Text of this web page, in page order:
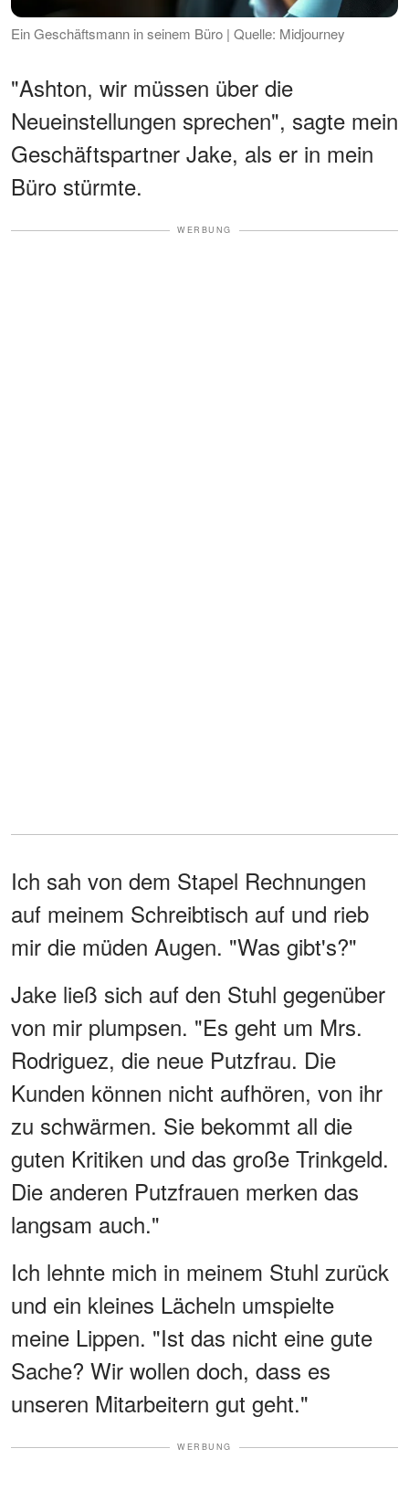
Ein Geschäftsmann in seinem Büro | Quelle: Midjourney
"Ashton, wir müssen über die
Neueinstellungen sprechen", sagte mein
Geschäftspartner Jake, als er in mein
Büro stürmte.
WERBUNG
Ich sah von dem Stapel Rechnungen
auf meinem Schreibtisch auf und rieb
mir die müden Augen. "Was gibt's?"
Jake ließ sich auf den Stuhl gegenüber
von mir plumpsen. "Es geht um Mrs.
Rodriguez, die neue Putzfrau. Die
Kunden können nicht aufhören, von ihr
zu schwärmen. Sie bekommt all die
guten Kritiken und das große Trinkgeld.
Die anderen Putzfrauen merken das
langsam auch."
Ich lehnte mich in meinem Stuhl zurück
und ein kleines Lächeln umspielte
meine Lippen. "Ist das nicht eine gute
Sache? Wir wollen doch, dass es
unseren Mitarbeitern gut geht."
WERBUNG